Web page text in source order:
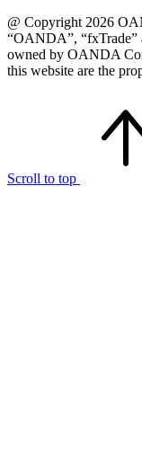
@ Copyright 2026
“OANDA”, “fxTrade”
owned by OANDA
this website are the
Scroll to top